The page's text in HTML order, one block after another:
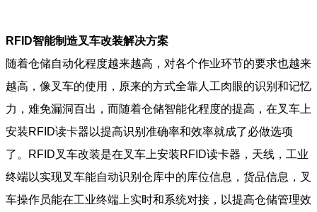
RFID智能制造叉车改装解决方案
随着仓储自动化程度越来越高，对各个作业环节的要求也越来
越高，像叉车的使用，原来的方式全靠人工肉眼的识别和记忆
力，难免漏洞百出，而随着仓储智能化程度的提高，在叉车上
安装RFID读卡器以提高识别准确率和效率就成了必做选项
了。RFID叉车改装是在叉车上安装RFID读卡器，天线，工业
终端以实现叉车能自动识别仓库中的库位信息，货品信息，叉
车操作员能在工业终端上实时和系统对接，以提高仓储管理效